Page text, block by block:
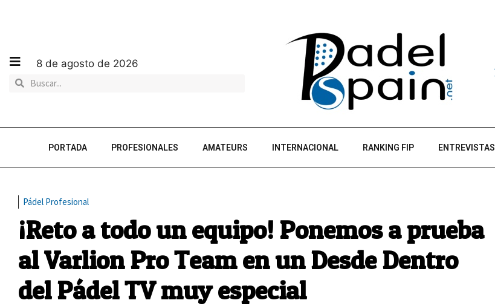
8 de agosto de 2026
PORTADA PROFESIONALES AMATEURS INTERNACIONAL RANKING FIP ENTREVISTAS
Pádel Profesional
¡Reto a todo un equipo! Ponemos a prueba
al Varlion Pro Team en un Desde Dentro
del Pádel TV muy especial